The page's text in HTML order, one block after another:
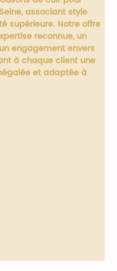
associant style
supérieure. Notre offre
reconnue, un
engagement envers
à chaque client une
et adaptée à